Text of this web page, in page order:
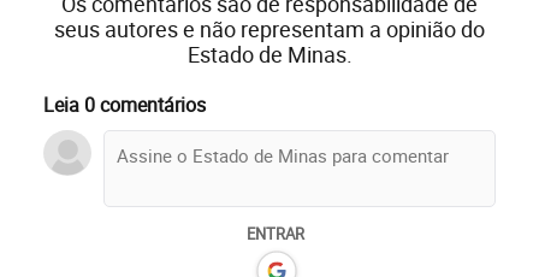
seus autores e não representam a opinião do
Estado de Minas.
Leia 0 comentários
ENTRAR